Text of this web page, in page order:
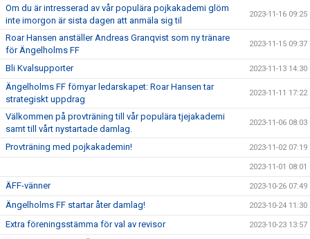
Om du är intresserad av vår populära pojkakademi glöm
inte imorgon är sista dagen att anmäla sig til
2023-11-16 09:25
Roar Hansen anställer Andreas Granqvist som ny tränare
för Ängelholms FF
2023-11-15 09:37
Bli Kvalsupporter 2023-11-13 14:30
Ängelholms FF förnyar ledarskapet: Roar Hansen tar
strategiskt uppdrag
2023-11-11 17:22
Välkommen på provträning till vår populära tjejakademi
samt till vårt nystartade damlag.
2023-11-06 08:03
Provträning med pojkakademin! 2023-11-02 07:19
2023-11-01 08:01
ÄFF-vänner 2023-10-26 07:49
Ängelholms FF startar åter damlag! 2023-10-24 11:30
Extra föreningsstämma för val av revisor 2023-10-23 13:57